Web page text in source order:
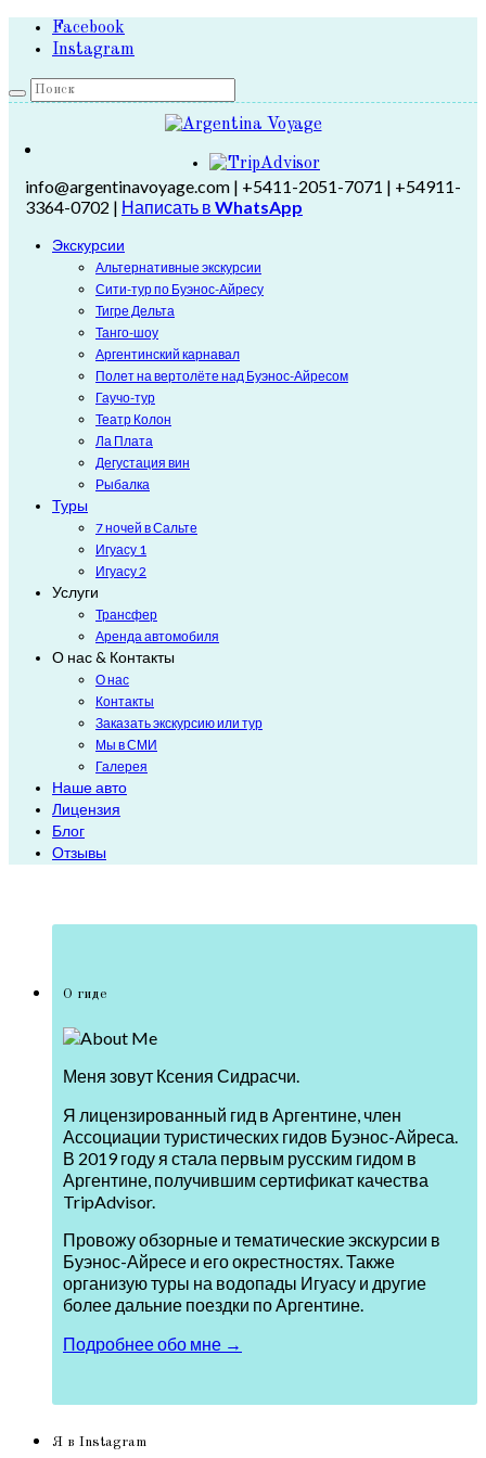
Facebook
Instagram
info@argentinavoyage.com | +5411-2051-7071 | +54911-
3364-0702 | Написать в WhatsApp
Экскурсии
Альтернативные экскурсии
Сити-тур по Буэнос-Айресу
Тигре Дельта
Танго-шоу
Аргентинский карнавал
Полет на вертолёте над Буэнос-Айресом
Гаучо-тур
Театр Колон
Ла Плата
Дегустация вин
Рыбалка
Туры
7 ночей в Сальте
Игуасу 1
Игуасу 2
Услуги
Трансфер
Аренда автомобиля
О нас & Контакты
О нас
Контакты
Заказать экскурсию или тур
Мы в СМИ
Галерея
Наше авто
Лицензия
Блог
Отзывы
О гиде
Меня зовут Ксения Сидрасчи.
Я лицензированный гид в Аргентине, член
Ассоциации туристических гидов Буэнос-Айреса.
В 2019 году я стала первым русским гидом в
Аргентине, получившим сертификат качества
TripAdvisor.
Провожу обзорные и тематические экскурсии в
Буэнос-Айресе и его окрестностях. Также
организую туры на водопады Игуасу и другие
более дальние поездки по Аргентине.
Подробнее обо мне →
Я в Instagram